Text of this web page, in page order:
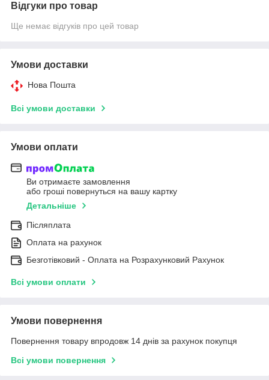
Відгуки про товар
Ще немає відгуків про цей товар
Умови доставки
Нова Пошта
Всі умови доставки
Умови оплати
Ви отримаєте замовлення
або гроші повернуться на вашу картку
Детальніше
Післяплата
Оплата на рахунок
Безготівковий - Оплата на Розрахунковий Рахунок
Всі умови оплати
Умови повернення
Повернення товару впродовж 14 днів за рахунок покупця
Всі умови повернення